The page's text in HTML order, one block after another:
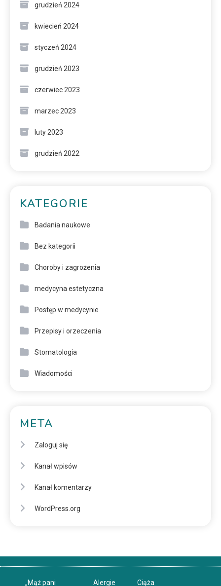
grudzień 2024
kwiecień 2024
styczeń 2024
grudzień 2023
czerwiec 2023
marzec 2023
luty 2023
grudzień 2022
KATEGORIE
Badania naukowe
Bez kategorii
Choroby i zagrożenia
medycyna estetyczna
Postęp w medycynie
Przepisy i orzeczenia
Stomatologia
Wiadomości
META
Zaloguj się
Kanał wpisów
Kanał komentarzy
WordPress.org
„Mąż pani Alergie Ciąża